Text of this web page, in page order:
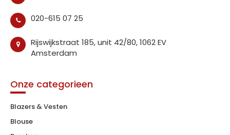
020-615 07 25
Rijswijkstraat 185, unit 42/80, 1062 EV
Amsterdam
Onze categorieen
Blazers & Vesten
Blouse